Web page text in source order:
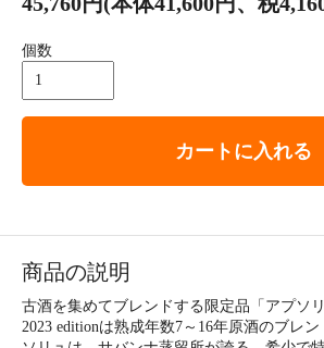
個数
カートに入れる
商品の説明
古酒を集めてブレンドする限定品「アプソリ
2023 editionは熟成年数7～16年原酒のブレ